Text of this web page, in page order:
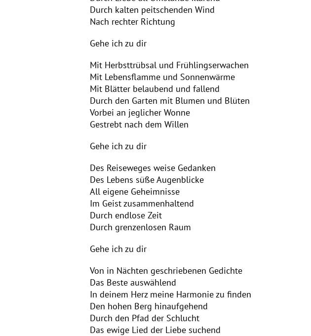
Durch kalten peitschenden Wind
Nach rechter Richtung
Gehe ich zu dir
Mit Herbsttrübsal und Frühlingserwachen
Mit Lebensflamme und Sonnenwärme
Mit Blätter belaubend und fallend
Durch den Garten mit Blumen und Blüten
Vorbei an jeglicher Wonne
Gestrebt nach dem Willen
Gehe ich zu dir
Des Reiseweges weise Gedanken
Des Lebens süße Augenblicke
All eigene Geheimnisse
Im Geist zusammenhaltend
Durch endlose Zeit
Durch grenzenlosen Raum
Gehe ich zu dir
Von in Nächten geschriebenen Gedichte
Das Beste auswählend
In deinem Herz meine Harmonie zu finden
Den hohen Berg hinaufgehend
Durch den Pfad der Schlucht
Das ewige Lied der Liebe suchend